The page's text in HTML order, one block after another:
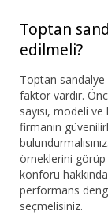
Toptan
edilmeli?
Toptan sandalye
faktör vardır.
sayısı, modeli
firmanın
örneklerini
konforu
performans
seçmelisiniz.